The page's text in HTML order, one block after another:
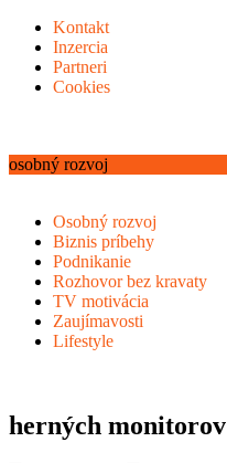
Kontakt
Inzercia
Partneri
Cookies
osobný rozvoj
Osobný rozvoj
Biznis príbehy
Podnikanie
Rozhovor bez kravaty
TV motivácia
Zaujímavosti
Lifestyle
herných monitorov